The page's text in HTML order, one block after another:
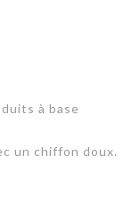
à base
un chiffon doux.